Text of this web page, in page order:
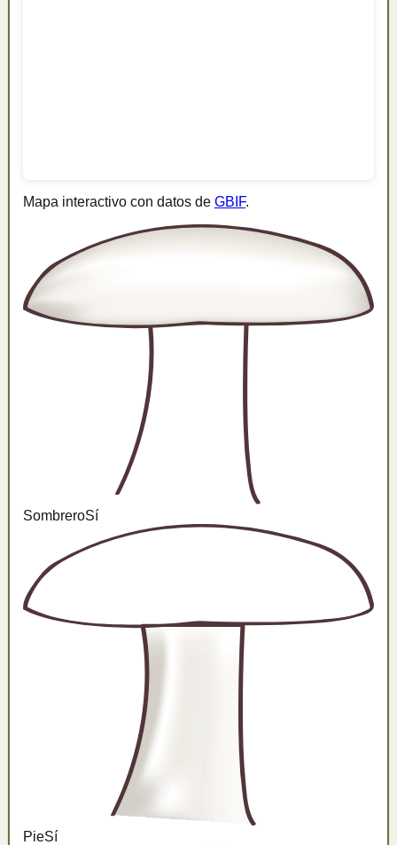
Mapa interactivo con datos de GBIF.
SombreroSí
PieSí